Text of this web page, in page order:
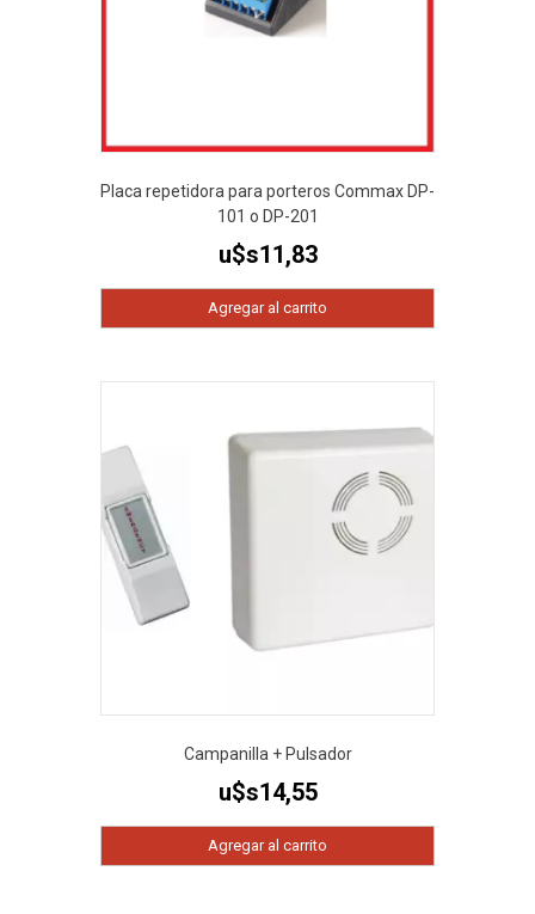
Placa repetidora para porteros Commax DP-
101 o DP-201
u$s11,83
Agregar al carrito
Campanilla + Pulsador
u$s14,55
Agregar al carrito